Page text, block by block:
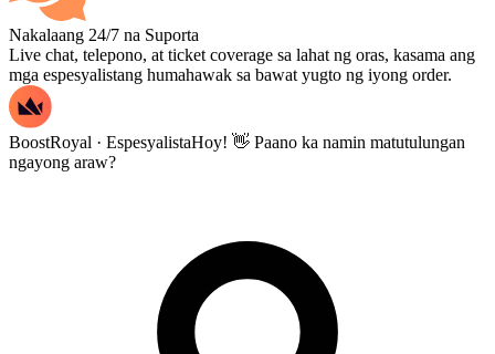
Nakalaang 24/7 na Suporta
Live chat, telepono, at ticket coverage sa lahat ng oras, kasama ang
mga espesyalistang humahawak sa bawat yugto ng iyong order.
BoostRoyal · EspesyalistaHoy! 👋 Paano ka namin matutulungan
ngayong araw?